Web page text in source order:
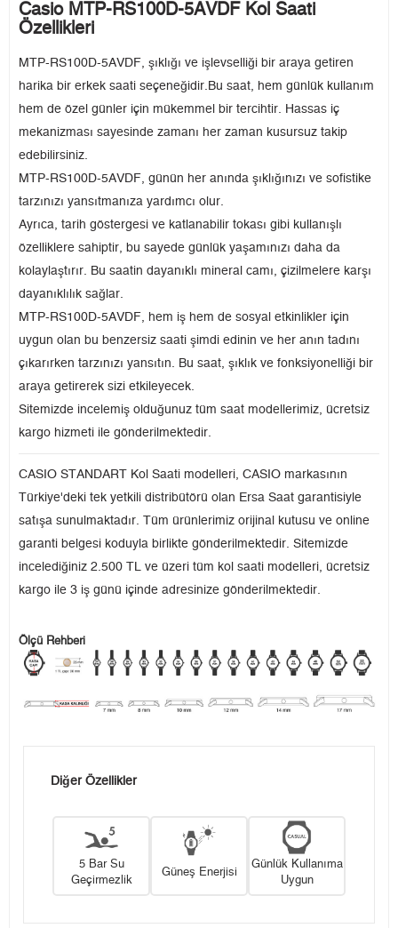
Casio MTP-RS100D-5AVDF Kol Saati
Özellikleri
MTP-RS100D-5AVDF, şıklığı ve işlevselliği bir araya getiren
harika bir erkek saati seçeneğidir.Bu saat, hem günlük kullanım
hem de özel günler için mükemmel bir tercihtir. Hassas iç
mekanizması sayesinde zamanı her zaman kusursuz takip
edebilirsiniz.
MTP-RS100D-5AVDF, günün her anında şıklığınızı ve sofistike
tarzınızı yansıtmanıza yardımcı olur.
Ayrıca, tarih göstergesi ve katlanabilir tokası gibi kullanışlı
özelliklere sahiptir, bu sayede günlük yaşamınızı daha da
kolaylaştırır. Bu saatin dayanıklı mineral camı, çizilmelere karşı
dayanıklılık sağlar.
MTP-RS100D-5AVDF, hem iş hem de sosyal etkinlikler için
uygun olan bu benzersiz saati şimdi edinin ve her anın tadını
çıkarırken tarzınızı yansıtın. Bu saat, şıklık ve fonksiyonelliği bir
araya getirerek sizi etkileyecek.
Sitemizde incelemiş olduğunuz tüm saat modellerimiz, ücretsiz
kargo hizmeti ile gönderilmektedir.
CASIO STANDART Kol Saati modelleri, CASIO markasının
Türkiye'deki tek yetkili distribütörü olan Ersa Saat garantisiyle
satışa sunulmaktadır. Tüm ürünlerimiz orijinal kutusu ve online
garanti belgesi koduyla birlikte gönderilmektedir. Sitemizde
incelediğiniz 2.500 TL ve üzeri tüm kol saati modelleri, ücretsiz
kargo ile 3 iş günü içinde adresinize gönderilmektedir.
Ölçü Rehberi
Diğer Özellikler
5 Bar Su
Geçirmezlik
Güneş Enerjisi
Günlük Kullanıma
Uygun